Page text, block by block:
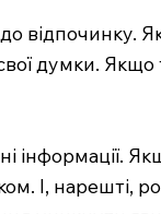
думки. Якщо
І, нарешті,